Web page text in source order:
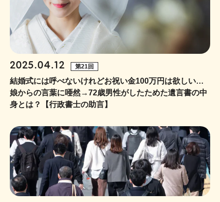
2025.04.12 第21回
結婚式には呼べないけれどお祝い金100万円は欲しい…
娘からの言葉に唖然→72歳男性がしたためた遺言書の中
身とは？【行政書士の助言】